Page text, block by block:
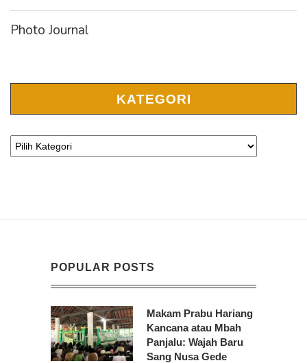
Photo Journal
KATEGORI
POPULAR POSTS
Makam Prabu Hariang
Kancana atau Mbah
Panjalu: Wajah Baru
Sang Nusa Gede